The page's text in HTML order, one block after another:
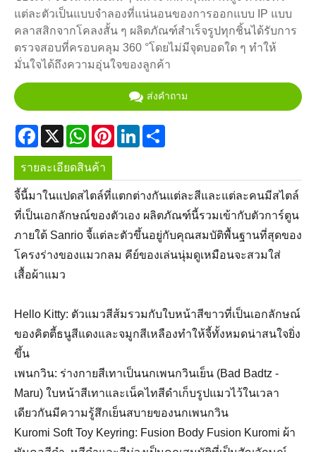
แต่ละตัวเป็นแบบจำลองที่แน่นอนของการออกแบบ IP แบบ
คลาสสิกจากโคลงสั้น ๆ ผลิตภัณฑ์สำเร็จรูปทุกชิ้นได้รับการ
ตรวจสอบที่ครอบคลุม 360 °โดยไม่มีจุดบอดใด ๆ ทำให้
มั่นใจได้ถึงความอุ่นใจของลูกค้า
ส่งคำถาม
Facebook
X WhatsApp
PinterestLinkedIn
รายละเอียดสินค้า
จี้นี้มาในแปดสไตล์ที่แตกต่างกันแต่ละสีและแต่ละคนมีสไตล์
ที่เป็นเอกลักษณ์ของตัวเอง ผลิตภัณฑ์นี้รวมเข้ากับตัวการ์ตูน
ภายใต้ Sanrio จี้แต่ละตัวขึ้นอยู่กับคุณสมบัติพื้นฐานที่สุดของ
โครงร่างของแมวกลม คีย์ของเล่นนุ่มดูเหมือนจะสวมใส่
เสื้อผ้าแมว
Hello Kitty: ตัวแมวสีส้มรวมกับใบหน้าสีขาวที่เป็นเอกลักษณ์
ของคิตตี้ธนูสีแดงและจมูกสีเหลืองทำให้จี้ทั้งหมดน่าสนใจยิ่ง
ขึ้น
เพนกวิน: ร่างกายสีเทาเป็นนกเพนกวินเย็น (Bad Badtz -
Maru) ใบหน้าสีเทาและเน็คไทสีดำเก็บรูปแมวไว้ในเวลา
เดียวกันมีความรู้สึกเย็นสบายของนกเพนกวิน
Kuromi Soft Toy Keyring: Fusion Body Fusion Kuromi ผ้า